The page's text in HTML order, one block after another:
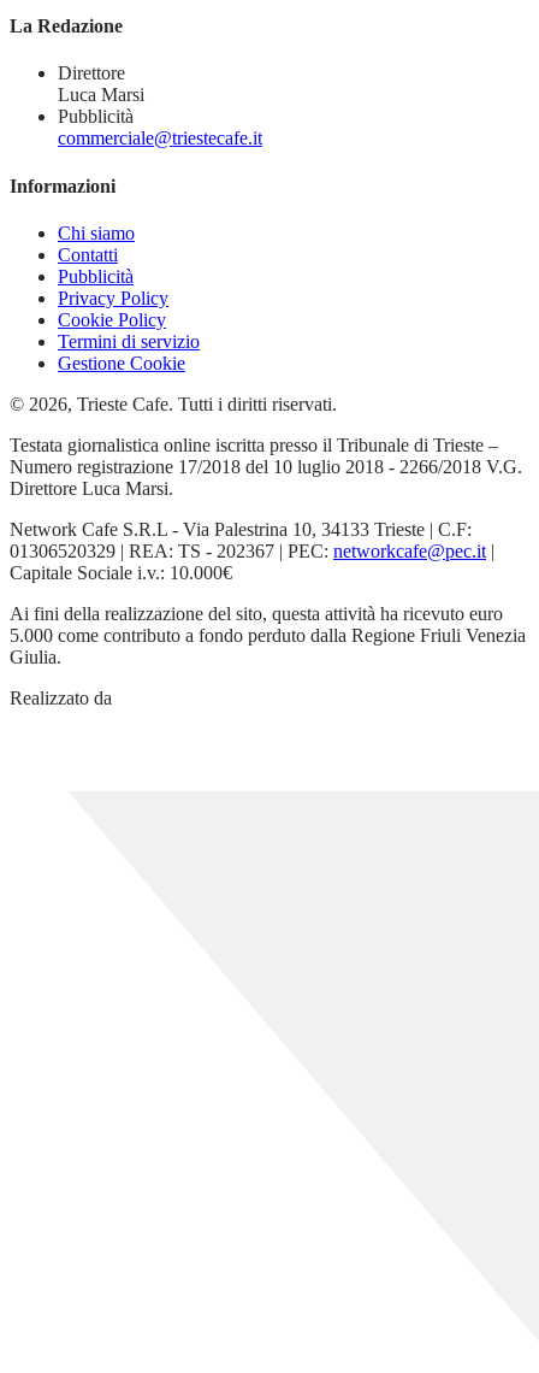
La Redazione
Direttore
Luca Marsi
Pubblicità
commerciale@triestecafe.it
Informazioni
Chi siamo
Contatti
Pubblicità
Privacy Policy
Cookie Policy
Termini di servizio
Gestione Cookie
© 2026, Trieste Cafe. Tutti i diritti riservati.
Testata giornalistica online iscritta presso il Tribunale di Trieste –
Numero registrazione 17/2018 del 10 luglio 2018 - 2266/2018 V.G.
Direttore Luca Marsi.
Network Cafe S.R.L - Via Palestrina 10, 34133 Trieste | C.F:
01306520329 | REA: TS - 202367 | PEC: networkcafe@pec.it |
Capitale Sociale i.v.: 10.000€
Ai fini della realizzazione del sito, questa attività ha ricevuto euro
5.000 come contributo a fondo perduto dalla Regione Friuli Venezia
Giulia.
Realizzato da